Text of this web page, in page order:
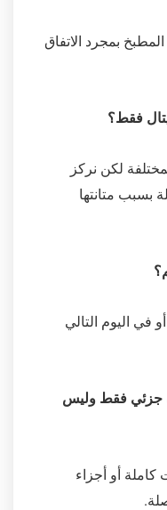
بمجرد الاتفاق
فقط؟
لكن نركز
بسبب متانتها
في اليوم التالي
جزئي فقط وليس
أو أجزاء